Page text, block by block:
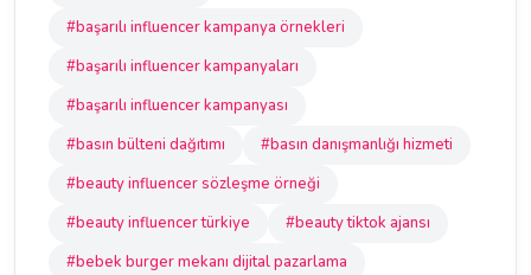
#başarılı influencer kampanya örnekleri
#başarılı influencer kampanyaları
#başarılı influencer kampanyası
#basın bülteni dağıtımı
#basın danışmanlığı hizmeti
#beauty influencer sözleşme örneği
#beauty influencer türkiye
#beauty tiktok ajansı
#bebek burger mekanı dijital pazarlama